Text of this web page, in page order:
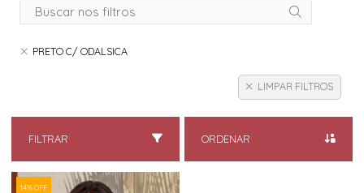
PRETO C/ ODALSICA
LIMPAR FILTROS
FILTRAR ORDENAR
14% OFF